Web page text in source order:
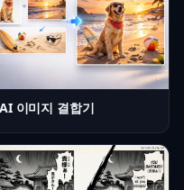
AI 이미지 결합기